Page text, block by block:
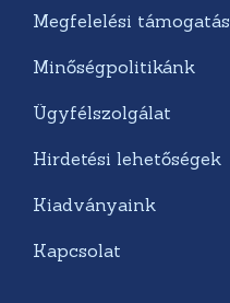
Megfelelési támogatás
Minőségpolitikánk
Ügyfélszolgálat
Hirdetési lehetőségek
Kiadványaink
Kapcsolat